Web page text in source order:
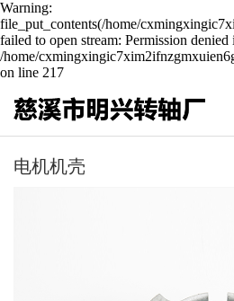
Warning:
file_put_contents(/home/
failed to open stream: Permission denied
/home/
on line 217
电机机壳